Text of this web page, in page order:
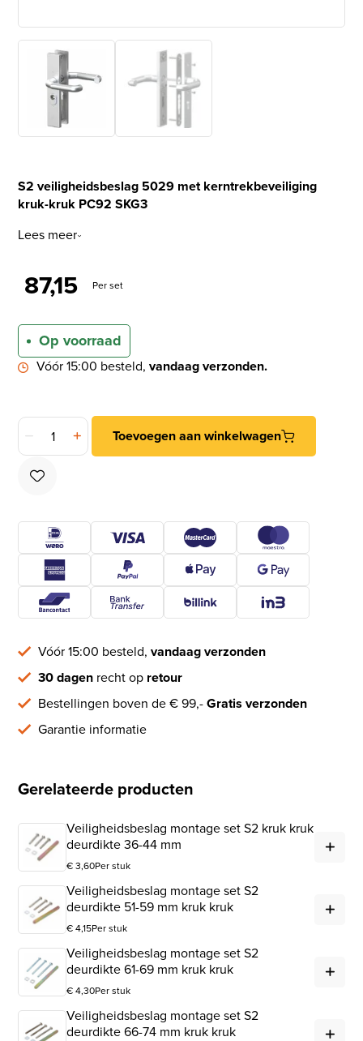
S2 veiligheidsbeslag 5029 met kerntrekbeveiliging
kruk-kruk PC92 SKG3
Lees meer
87,15 Per set
Op voorraad
Vóór 15:00 besteld,vandaag verzonden.
S2 veiligheidsbeslag 5029 met kerntrekbeveiliging kruk-kruk
Toevoegen aan winkelwagen
Vóór 15:00 besteld,vandaag verzonden
30 dagen recht op retour
Bestellingen boven de € 99,-Gratis verzonden
Garantie informatie
Gerelateerde producten
Veiligheidsbeslag montage set S2 kruk kruk
deurdikte 36-44 mm
€3,60Per stuk
Veiligheidsbeslag montage set S2
deurdikte 51-59 mm kruk kruk
€4,15Per stuk
Veiligheidsbeslag montage set S2
deurdikte 61-69 mm kruk kruk
€4,30Per stuk
Veiligheidsbeslag montage set S2
deurdikte 66-74 mm kruk kruk